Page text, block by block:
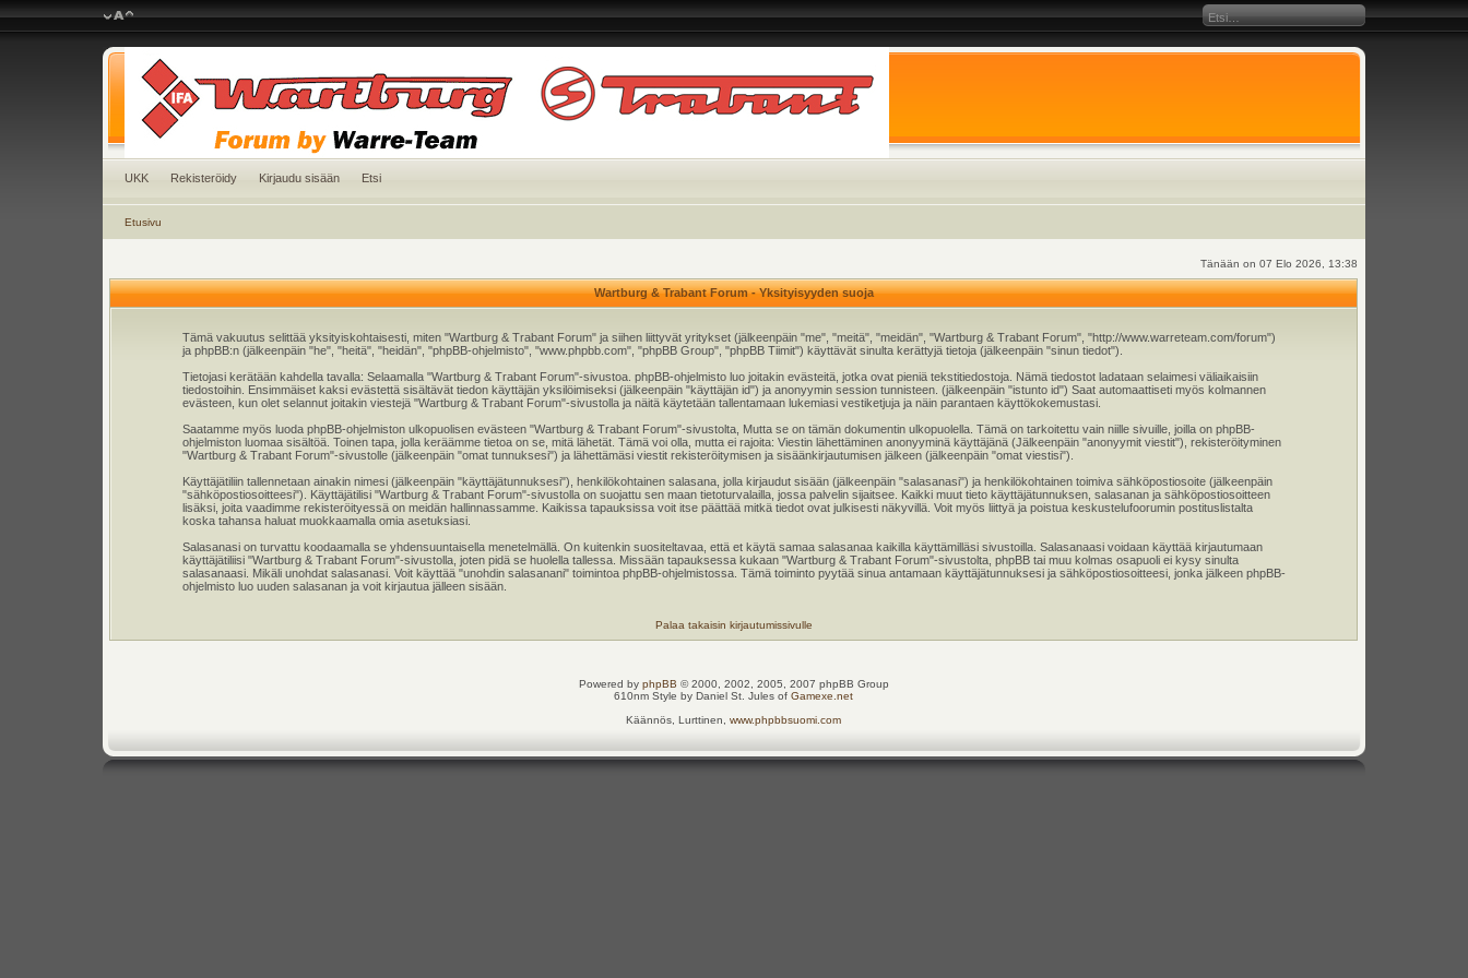
UKK Rekisteröidy Kirjaudu sisään Etsi
Etusivu
Tänään on 07 Elo 2026, 13:38
Wartburg & Trabant Forum - Yksityisyyden suoja
Tämä vakuutus selittää yksityiskohtaisesti, miten "Wartburg & Trabant Forum" ja siihen liittyvät yritykset (jälkeenpäin "me", "meitä", "meidän", "Wartburg & Trabant Forum", "http://www.warreteam.com/forum")
ja phpBB:n (jälkeenpäin "he", "heitä", "heidän", "phpBB-ohjelmisto", "www.phpbb.com", "phpBB Group", "phpBB Tiimit") käyttävät sinulta kerättyjä tietoja (jälkeenpäin "sinun tiedot").
Tietojasi kerätään kahdella tavalla: Selaamalla "Wartburg & Trabant Forum"-sivustoa. phpBB-ohjelmisto luo joitakin evästeitä, jotka ovat pieniä tekstitiedostoja. Nämä tiedostot ladataan selaimesi väliaikaisiin
tiedostoihin. Ensimmäiset kaksi evästettä sisältävät tiedon käyttäjän yksilöimiseksi (jälkeenpäin "käyttäjän id") ja anonyymin session tunnisteen. (jälkeenpäin "istunto id") Saat automaattiseti myös kolmannen
evästeen, kun olet selannut joitakin viestejä "Wartburg & Trabant Forum"-sivustolla ja näitä käytetään tallentamaan lukemiasi vestiketjuja ja näin parantaen käyttökokemustasi.
Saatamme myös luoda phpBB-ohjelmiston ulkopuolisen evästeen "Wartburg & Trabant Forum"-sivustolta, Mutta se on tämän dokumentin ulkopuolella. Tämä on tarkoitettu vain niille sivuille, joilla on phpBB-
ohjelmiston luomaa sisältöä. Toinen tapa, jolla keräämme tietoa on se, mitä lähetät. Tämä voi olla, mutta ei rajoita: Viestin lähettäminen anonyyminä käyttäjänä (Jälkeenpäin "anonyymit viestit"), rekisteröityminen
"Wartburg & Trabant Forum"-sivustolle (jälkeenpäin "omat tunnuksesi") ja lähettämäsi viestit rekisteröitymisen ja sisäänkirjautumisen jälkeen (jälkeenpäin "omat viestisi").
Käyttäjätiliin tallennetaan ainakin nimesi (jälkeenpäin "käyttäjätunnuksesi"), henkilökohtainen salasana, jolla kirjaudut sisään (jälkeenpäin "salasanasi") ja henkilökohtainen toimiva sähköpostiosoite (jälkeenpäin
"sähköpostiosoitteesi"). Käyttäjätilisi "Wartburg & Trabant Forum"-sivustolla on suojattu sen maan tietoturvalailla, jossa palvelin sijaitsee. Kaikki muut tieto käyttäjätunnuksen, salasanan ja sähköpostiosoitteen
lisäksi, joita vaadimme rekisteröityessä on meidän hallinnassamme. Kaikissa tapauksissa voit itse päättää mitkä tiedot ovat julkisesti näkyvillä. Voit myös liittyä ja poistua keskustelufoorumin postituslistalta
koska tahansa haluat muokkaamalla omia asetuksiasi.
Salasanasi on turvattu koodaamalla se yhdensuuntaisella menetelmällä. On kuitenkin suositeltavaa, että et käytä samaa salasanaa kaikilla käyttämilläsi sivustoilla. Salasanaasi voidaan käyttää kirjautumaan
käyttäjätiliisi "Wartburg & Trabant Forum"-sivustolla, joten pidä se huolella tallessa. Missään tapauksessa kukaan "Wartburg & Trabant Forum"-sivustolta, phpBB tai muu kolmas osapuoli ei kysy sinulta
salasanaasi. Mikäli unohdat salasanasi. Voit käyttää "unohdin salasanani" toimintoa phpBB-ohjelmistossa. Tämä toiminto pyytää sinua antamaan käyttäjätunnuksesi ja sähköpostiosoitteesi, jonka jälkeen phpBB-
ohjelmisto luo uuden salasanan ja voit kirjautua jälleen sisään.
Palaa takaisin kirjautumissivulle
Powered by phpBB © 2000, 2002, 2005, 2007 phpBB Group
610nm Style by Daniel St. Jules ofGamexe.net
Käännös, Lurttinen,www.phpbbsuomi.com